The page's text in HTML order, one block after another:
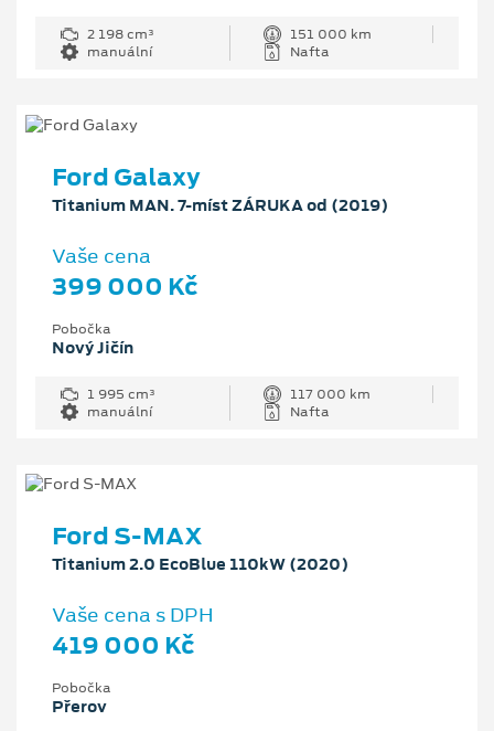
2 198 cm³
151 000 km
manuální
Nafta
Ford Galaxy
Titanium MAN. 7-míst ZÁRUKA od (2019)
Vaše cena
399 000 Kč
Pobočka
Nový Jičín
1 995 cm³
117 000 km
manuální
Nafta
Ford S-MAX
Titanium 2.0 EcoBlue 110kW (2020)
Vaše cena s DPH
419 000 Kč
Pobočka
Přerov